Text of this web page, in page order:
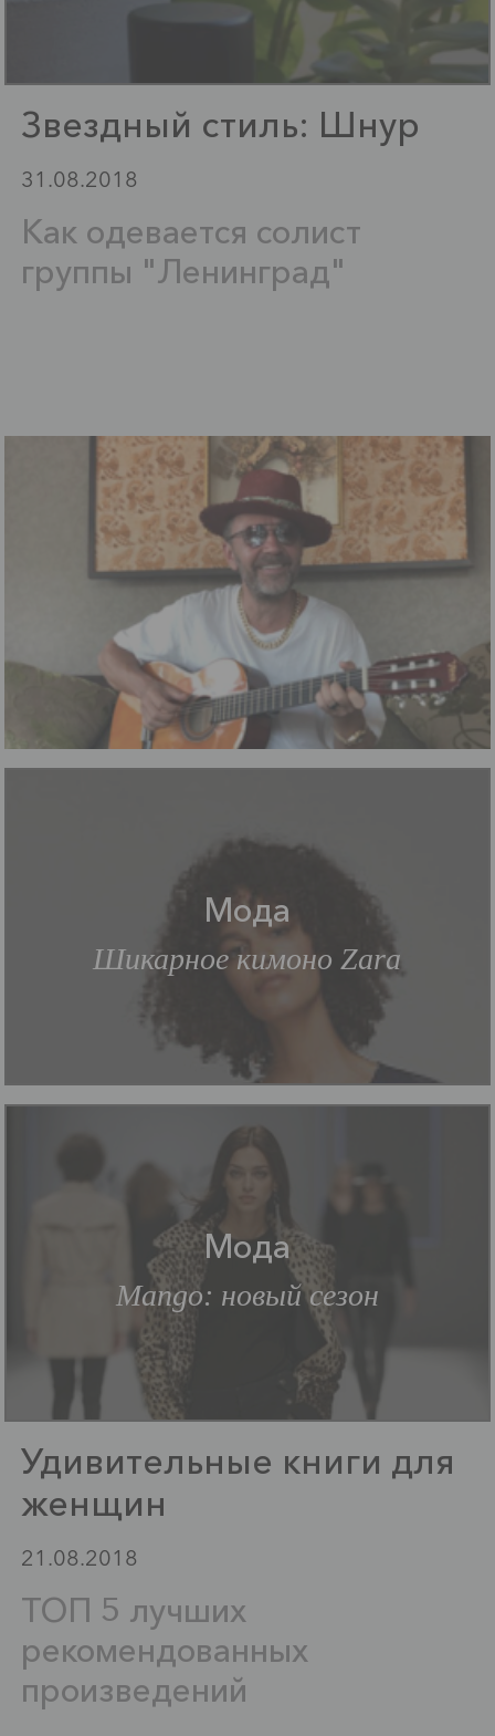
Звездный стиль: Шнур
31.08.2018
Как одевается солист
группы "Ленинград"
Мода
Шикарное кимоно Zara
Мода
Mango: новый сезон
Удивительные книги для
женщин
21.08.2018
ТОП 5 лучших
рекомендованных
произведений